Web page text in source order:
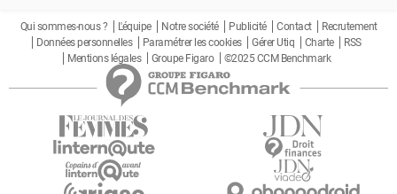
Qui sommes-nous ? L'équipe Notre société Publicité Contact
Recrutement
Données personnelles
Paramétrer les cookies Gérer Utiq Charte
RSS
Mentions légales
Groupe Figaro ©2025 CCM Benchmark